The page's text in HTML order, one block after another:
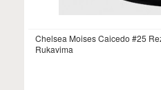
Chelsea Moises Caicedo #25
Rukavima